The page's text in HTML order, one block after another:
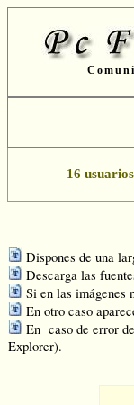
16
Dispones de una
Descarga las
Si en las imágenes
En otro caso
En caso de error
Explorer).